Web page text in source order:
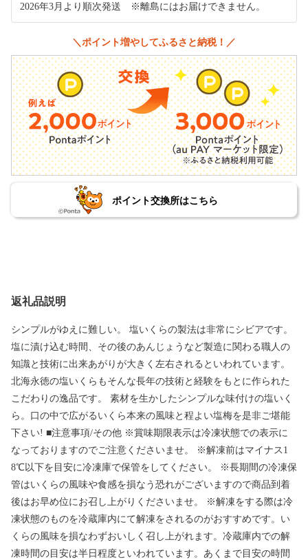
2026年3月より順次発送 ※離島にはお届けできません。
＼ポイント増やしてふるさと納税！／
ポイント交換所はこちら
返礼品説明
シンプルがゆえに難しい。 塩いくらの製法は非常にシビアです。
塩に漬け込む時間、その後のあんじょうなど製造に関わる職人の
知識と技術に出来あがりが大きく左右されるといわれています。
北海永徳の塩いくらもそんな長年の技術と経験をもとに作られた
こだわりの逸品です。 素材を生かしたシンプルな味付けの塩いく
ら。口の中で広がるいくら本来の風味と程よい塩梅を是非ご堪能
下さい! ■注意事項/その他 ※賞味期限表示は冷凍状態での表示に
なっておりますのでご注意くださいませ。 ※解凍前はマイナス1
8℃以下を目安に冷凍庫で保管をしてください。 ※長期間の冷凍保
管はいくらの風味や食感を損なう恐れがございますので商品到着
後はお早め位にお召し上がりくださいませ。 ※解凍をする際は冷
凍状態のものを冷蔵庫内にて解凍をされるのがおすすめです。い
くらの風味を損なわずおいしく召し上がれます。冷蔵庫内での解
凍時間の目安は半日程度といわれています。あくまで目安の時間